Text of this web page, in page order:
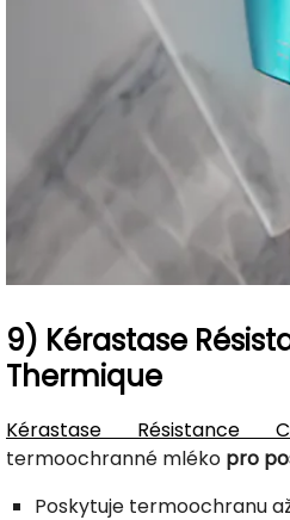
9) Kérastase
Thermique
Kérastase Résistance
termoochranné mléko pro
Poskytuje termoochranu